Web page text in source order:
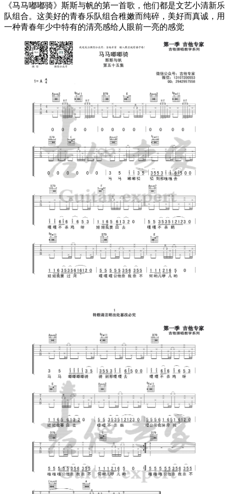
《马马嘟嘟骑》斯斯与帆的第一首歌，他们都是文艺小清新乐
队组合。这美好的青春乐队组合稚嫩而纯碎，美好而真诚，用
一种青春年少中特有的清亮感给人眼前一亮的感觉